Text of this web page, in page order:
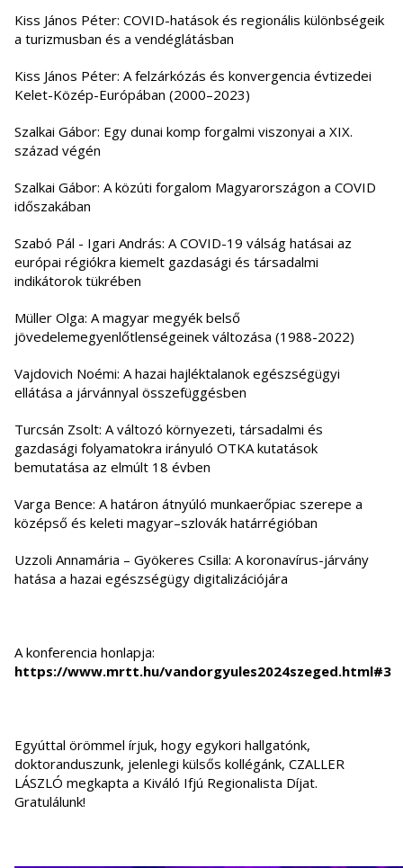
Kiss János Péter: COVID-hatások és regionális különbségeik
a turizmusban és a vendéglátásban
Kiss János Péter: A felzárkózás és konvergencia évtizedei
Kelet-Közép-Európában (2000–2023)
Szalkai Gábor: Egy dunai komp forgalmi viszonyai a XIX.
század végén
Szalkai Gábor: A közúti forgalom Magyarországon a COVID
időszakában
Szabó Pál - Igari András: A COVID-19 válság hatásai az
európai régiókra kiemelt gazdasági és társadalmi
indikátorok tükrében
Müller Olga: A magyar megyék belső
jövedelemegyenlőtlenségeinek változása (1988-2022)
Vajdovich Noémi: A hazai hajléktalanok egészségügyi
ellátása a járvánnyal összefüggésben
Turcsán Zsolt: A változó környezeti, társadalmi és
gazdasági folyamatokra irányuló OTKA kutatások
bemutatása az elmúlt 18 évben
Varga Bence: A határon átnyúló munkaerőpiac szerepe a
középső és keleti magyar–szlovák határrégióban
Uzzoli Annamária – Gyökeres Csilla: A koronavírus-járvány
hatása a hazai egészségügy digitalizációjára
A konferencia honlapja:
https://www.mrtt.hu/vandorgyules2024szeged.html#3
Egyúttal örömmel írjuk, hogy egykori hallgatónk,
doktoranduszunk, jelenlegi külsős kollégánk, CZALLER
LÁSZLÓ megkapta a Kiváló Ifjú Regionalista Díjat.
Gratulálunk!